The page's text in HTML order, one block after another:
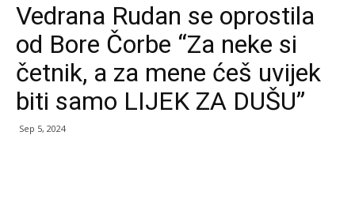
Vedrana Rudan se oprostila
od Bore Čorbe “Za neke si
četnik, a za mene ćeš uvijek
biti samo LIJEK ZA DUŠU”
Sep 5, 2024